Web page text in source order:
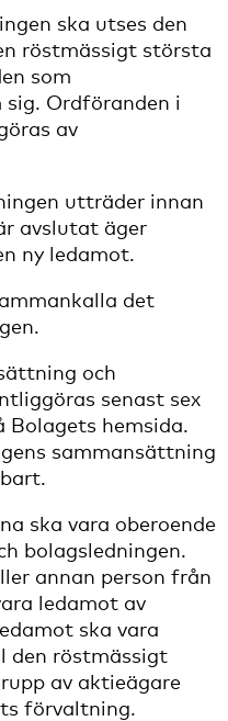
ska utses den
röstmässigt största
som
Ordföranden i
av
utträder innan
avslutat äger
ny ledamot.
det
och
senast sex
Bolagets hemsida.
sammansättning
ska vara oberoende
bolagsledningen.
annan person från
ledamot av
ska vara
den röstmässigt
av aktieägare
förvaltning.